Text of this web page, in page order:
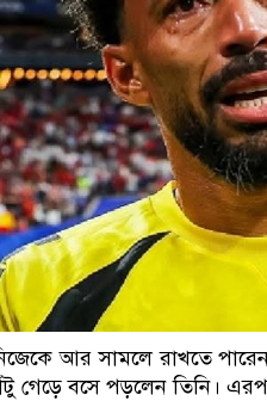
আর সামলে রাখতে
গেড়ে বসে পড়লেন তিনি।